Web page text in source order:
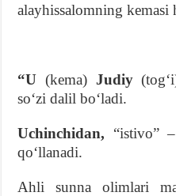
alayhissalomning kemasi
“U (kema)Judiy
soʻzi dalil boʻladi.
Uchinchidan, “istivo”
qoʻllanadi.
Ahli sunna olimlari